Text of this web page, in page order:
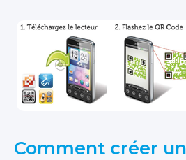
Comment créer un